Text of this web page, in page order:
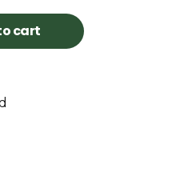
cart